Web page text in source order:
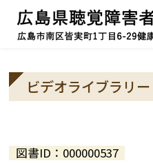
ビデオライブラリ
図書ID：000000537